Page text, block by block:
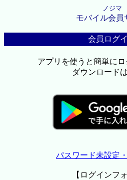
ノジマ
モバイル会員
会員ログ
アプリを使うと簡単に
ダウンロード
パスワード未設定
【ログインフ